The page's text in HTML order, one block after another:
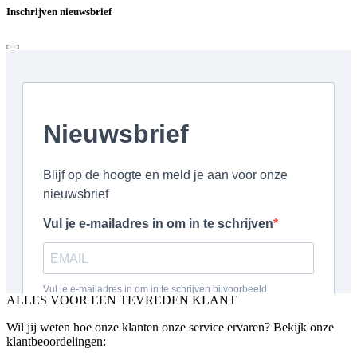
Inschrijven nieuwsbrief
ALLES VOOR EEN TEVREDEN KLANT
Wil jij weten hoe onze klanten onze service ervaren? Bekijk onze
klantbeoordelingen: